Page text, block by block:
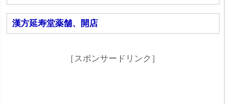
漢方延寿堂薬舗、開店
［スポンサードリンク］